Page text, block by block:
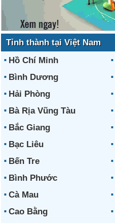
Tỉnh thành tại Việt Nam
Hồ Chí Minh
Bình Dương
Hải Phòng
Bà Rịa Vũng Tàu
Bắc Giang
Bạc Liêu
Bến Tre
Bình Phước
Cà Mau
Cao Bằng